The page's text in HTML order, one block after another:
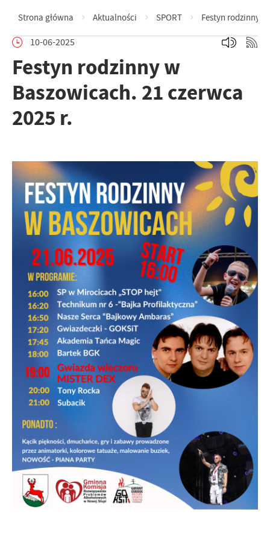
Strona główna Aktualności SPORT Festyn rodzinny
10-06-2025
Festyn rodzinny w
Baszowicach. 21 czerwca
2025 r.